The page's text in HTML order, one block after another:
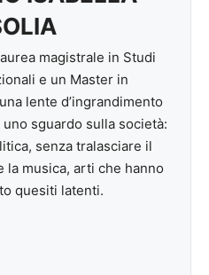
magistrale in Studi
e un Master in
lente d’ingrandimento
sguardo sulla società:
senza tralasciare il
la musica, arti che hanno
quesiti latenti.